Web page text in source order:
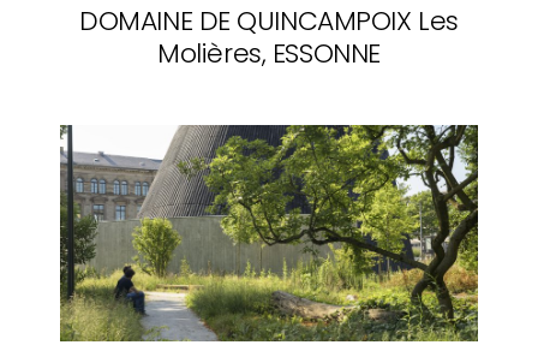
DOMAINE DE QUINCAMPOIX Les
Molières, ESSONNE